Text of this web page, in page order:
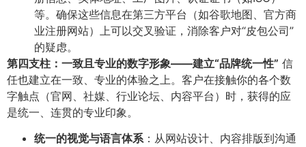
等。确保这些信息在第三方平台（如谷歌地图、官方商
业注册网站）上可以交叉验证，消除客户对“皮包公司”
的疑虑。
第四支柱：一致且专业的数字形象——建立“品牌统一性”​ 信
任也建立在一致、专业的体验之上。客户在接触你的各个数
字触点（官网、社媒、行业论坛、内容平台）时，获得的应
是统一、连贯的专业印象。
统一的视觉与语言体系​：从网站设计、内容排版到沟通